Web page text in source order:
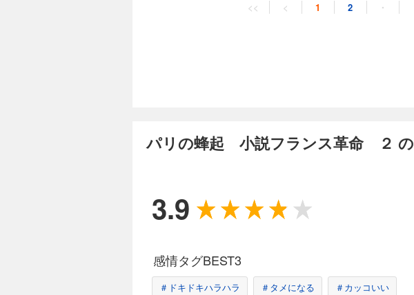
革命に圧力を加えようとする諸外国に宣戦布告
敗。政局が混乱し革命が行き詰まりかけた時、
次々に虐殺。街に暴力の嵐が吹き荒れ、立法議
説をきっかけに国王裁判が開かれることに。議
サン・キュロットの暴走 小説フランス革
【第68回毎日出版文化賞特別賞受賞作】国王
かし不況はとどまるところを知らず、対外戦争
端に内乱が拡大する。国内外の脅威に無為無策
ラを信奉するサン・キュロットら庶民の怒りが
<< < 1 2 ・
パリの蜂起 小説フランス革命 ２ の
3.9
感情タグBEST3
＃ドキドキハラハラ ＃タメになる ＃カッコいい